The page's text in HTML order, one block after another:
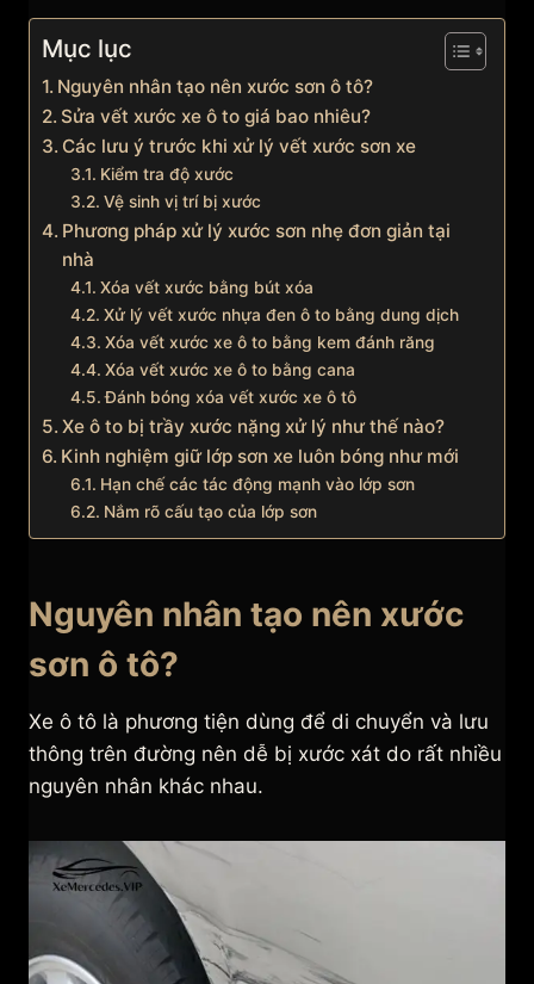
Mục lục
Nguyên nhân tạo nên xước sơn ô tô?
Sửa vết xước xe ô to giá bao nhiêu?
Các lưu ý trước khi xử lý vết xước sơn xe
Kiểm tra độ xước
Vệ sinh vị trí bị xước
Phương pháp xử lý xước sơn nhẹ đơn giản tại
nhà
Xóa vết xước bằng bút xóa
Xử lý vết xước nhựa đen ô to bằng dung dịch
Xóa vết xước xe ô to bằng kem đánh răng
Xóa vết xước xe ô to bằng cana
Đánh bóng xóa vết xước xe ô tô
Xe ô to bị trầy xước nặng xử lý như thế nào?
Kinh nghiệm giữ lớp sơn xe luôn bóng như mới
Hạn chế các tác động mạnh vào lớp sơn
Nắm rõ cấu tạo của lớp sơn
Nguyên nhân tạo nên xước
sơn ô tô?
Xe ô tô là phương tiện dùng để di chuyển và lưu
thông trên đường nên dễ bị xước xát do rất nhiều
nguyên nhân khác nhau.